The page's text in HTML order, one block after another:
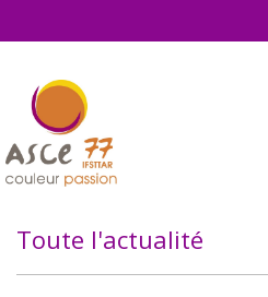
Toute l'actualité